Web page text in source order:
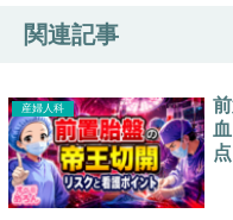
関連記事
産婦人科
点